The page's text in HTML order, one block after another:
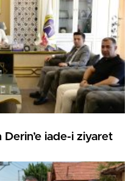
Derin’e iade-i ziyaret